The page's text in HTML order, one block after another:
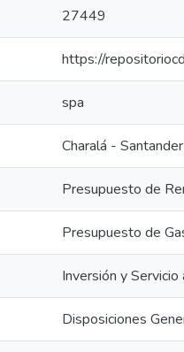
27449
https://
spa
Charalá -
Presupuesto de
Presupuesto de
Inversión y Servicio
Disposiciones